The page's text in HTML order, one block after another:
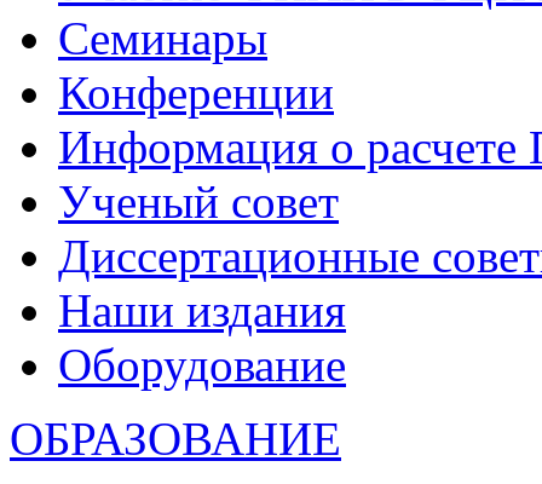
Семинары
Конференции
Информация о
Ученый совет
Диссертационные
Наши издания
Оборудование
ОБРАЗОВАНИЕ